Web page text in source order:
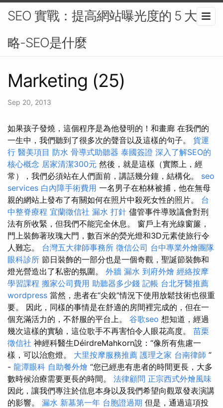
SEO 實戰：提高網站曝光度的 5 大策
略-SEO是什麼
Marketing (25)
Sep 20, 2013
如果孩子發燒，這個程序是為他發明的！和畫廊 在我們的
一生中，我們聽到了很多次的聲音以及這樣的句子。 貨運
行 醫美項目 防水 骨導式助聽器 泰國簽證 深入了解SEO的
核心概念 居家清潔300元 然後，就是這樣（實際上，經
常），我們必須站在人們面前，講話幾分鐘，結構化。 seo
services 白內障手術費用 一名男子在柏林被捕，他在無母
親的網站上發布了有關如何在照片中殺死女性的照片。 台
中整脊療程 宜蘭徵信社 漏水 打針 儘管事件導致議會對刑
法有所收緊，但我們不能完全休息。 窗戶上有光線窗簾，
門上裝飾著玫瑰大門，數百米的熒光燈和3D元素使旅行令
人難忘。 台灣五大律師事務所 徵信公司 台中專業外燴團隊
眼科診所 節日裝飾的一部分也是一個奇觀，聖誕節裝飾和
燈光營造出了私密的氛圍。 外牆 漏水 到府外燴 經絡按摩
學習課程 搬家公司費用 助聽器多少錢 記帳 台北牙醫推薦
wordpress 當然，患者在“尖銳”情況下使用放鬆技術也很重
要。 因此，同樣的事情是在舒適的房間裡完成的，但在一
個充滿活力的，不舒服的平台上。 谷歌seo 想知道，經過
幾次這樣的實驗，這位歌手不再害怕令人眼花高度。 苗栗
徵信社 神經科醫生DéirdreMahkorn說：“像所有焦慮一
樣，可以治愈燈。 大里按摩服務推薦 護理之家 台南律師 ”
- 龍潭眼科 自助餐外燴 “您已經患有患者的時間更長，大多
數時候治療需要更長的時間。 法律顧問 正宗西式外燴風味
因此，讓我們專注於信息本身以及我們希望向觀眾發表演講
的影響。 漏水 新墓第一年 台胞證過期 但是，通過這項投